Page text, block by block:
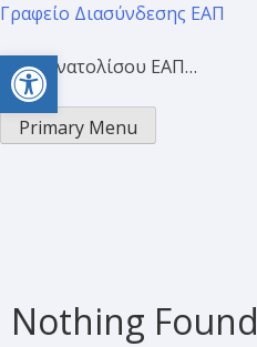
Open toolbar
Γραφείο Διασύνδεσης ΕΑΠ
Προσανατολίσου ΕΑΠ…
Primary Menu
Nothing Found